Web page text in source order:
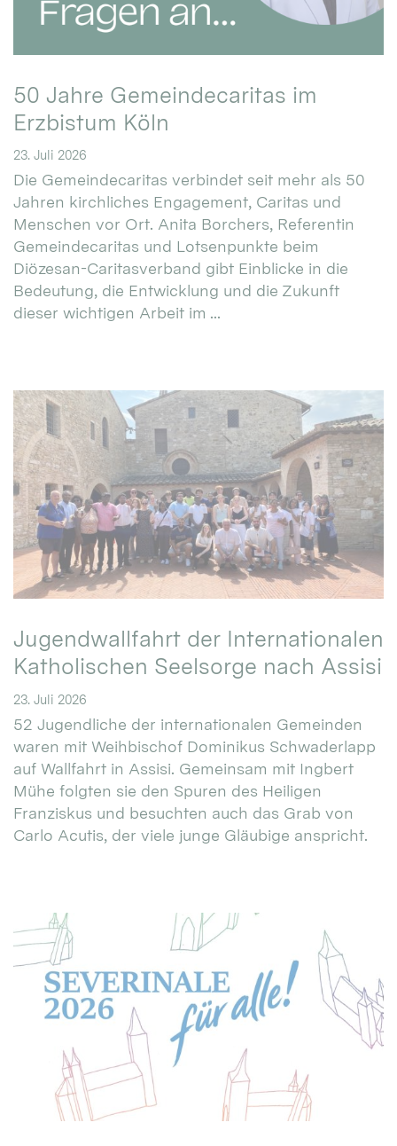
50 Jahre Gemeindecaritas im
Erzbistum Köln
23. Juli 2026
Die Gemeindecaritas verbindet seit mehr als 50
Jahren kirchliches Engagement, Caritas und
Menschen vor Ort. Anita Borchers, Referentin
Gemeindecaritas und Lotsenpunkte beim
Diözesan-Caritasverband gibt Einblicke in die
Bedeutung, die Entwicklung und die Zukunft
dieser wichtigen Arbeit im ...
Jugendwallfahrt der Internationalen
Katholischen Seelsorge nach Assisi
23. Juli 2026
52 Jugendliche der internationalen Gemeinden
waren mit Weihbischof Dominikus Schwaderlapp
auf Wallfahrt in Assisi. Gemeinsam mit Ingbert
Mühe folgten sie den Spuren des Heiligen
Franziskus und besuchten auch das Grab von
Carlo Acutis, der viele junge Gläubige anspricht.